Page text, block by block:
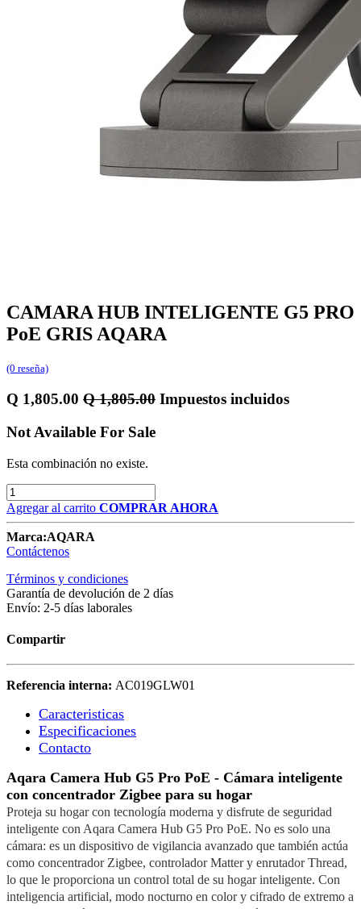
CAMARA HUB INTELIGENTE G5 PRO
PoE GRIS AQARA
(0 reseña)
Q 1,805.00 Q1,805.00 Impuestos incluidos
Not Available For Sale
Esta combinación no existe.
Agregar al carrito COMPRAR AHORA
Marca:AQARA
Contáctenos
Términos y condiciones
Garantía de devolución de 2 días
Envío: 2-5 días laborales
Compartir
Referencia interna: AC019GLW01
Caracteristicas​
Especificaciones
Contacto
Aqara Camera Hub G5 Pro PoE - Cámara inteligente
con concentrador Zigbee para su hogar
Proteja su hogar con tecnología moderna y disfrute de seguridad
inteligente con Aqara Camera Hub G5 Pro PoE. No es solo una
cámara: es un dispositivo de vigilancia avanzado que también actúa
como concentrador Zigbee, controlador Matter y enrutador Thread,
lo que le proporciona un control total de su hogar inteligente. Con
inteligencia artificial, modo nocturno en color y cifrado de extremo a